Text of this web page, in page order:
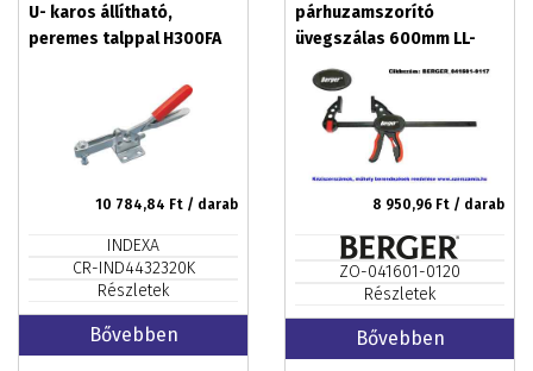
U- karos állítható,
peremes talppal H300FA
10 784,84 Ft / darab
INDEXA
CR-IND4432320K
Részletek
Bővebben
párhuzamszorító
üvegszálas 600mm LL-
24PT
8 950,96 Ft / darab
ZO-041601-0120
Részletek
Bővebben